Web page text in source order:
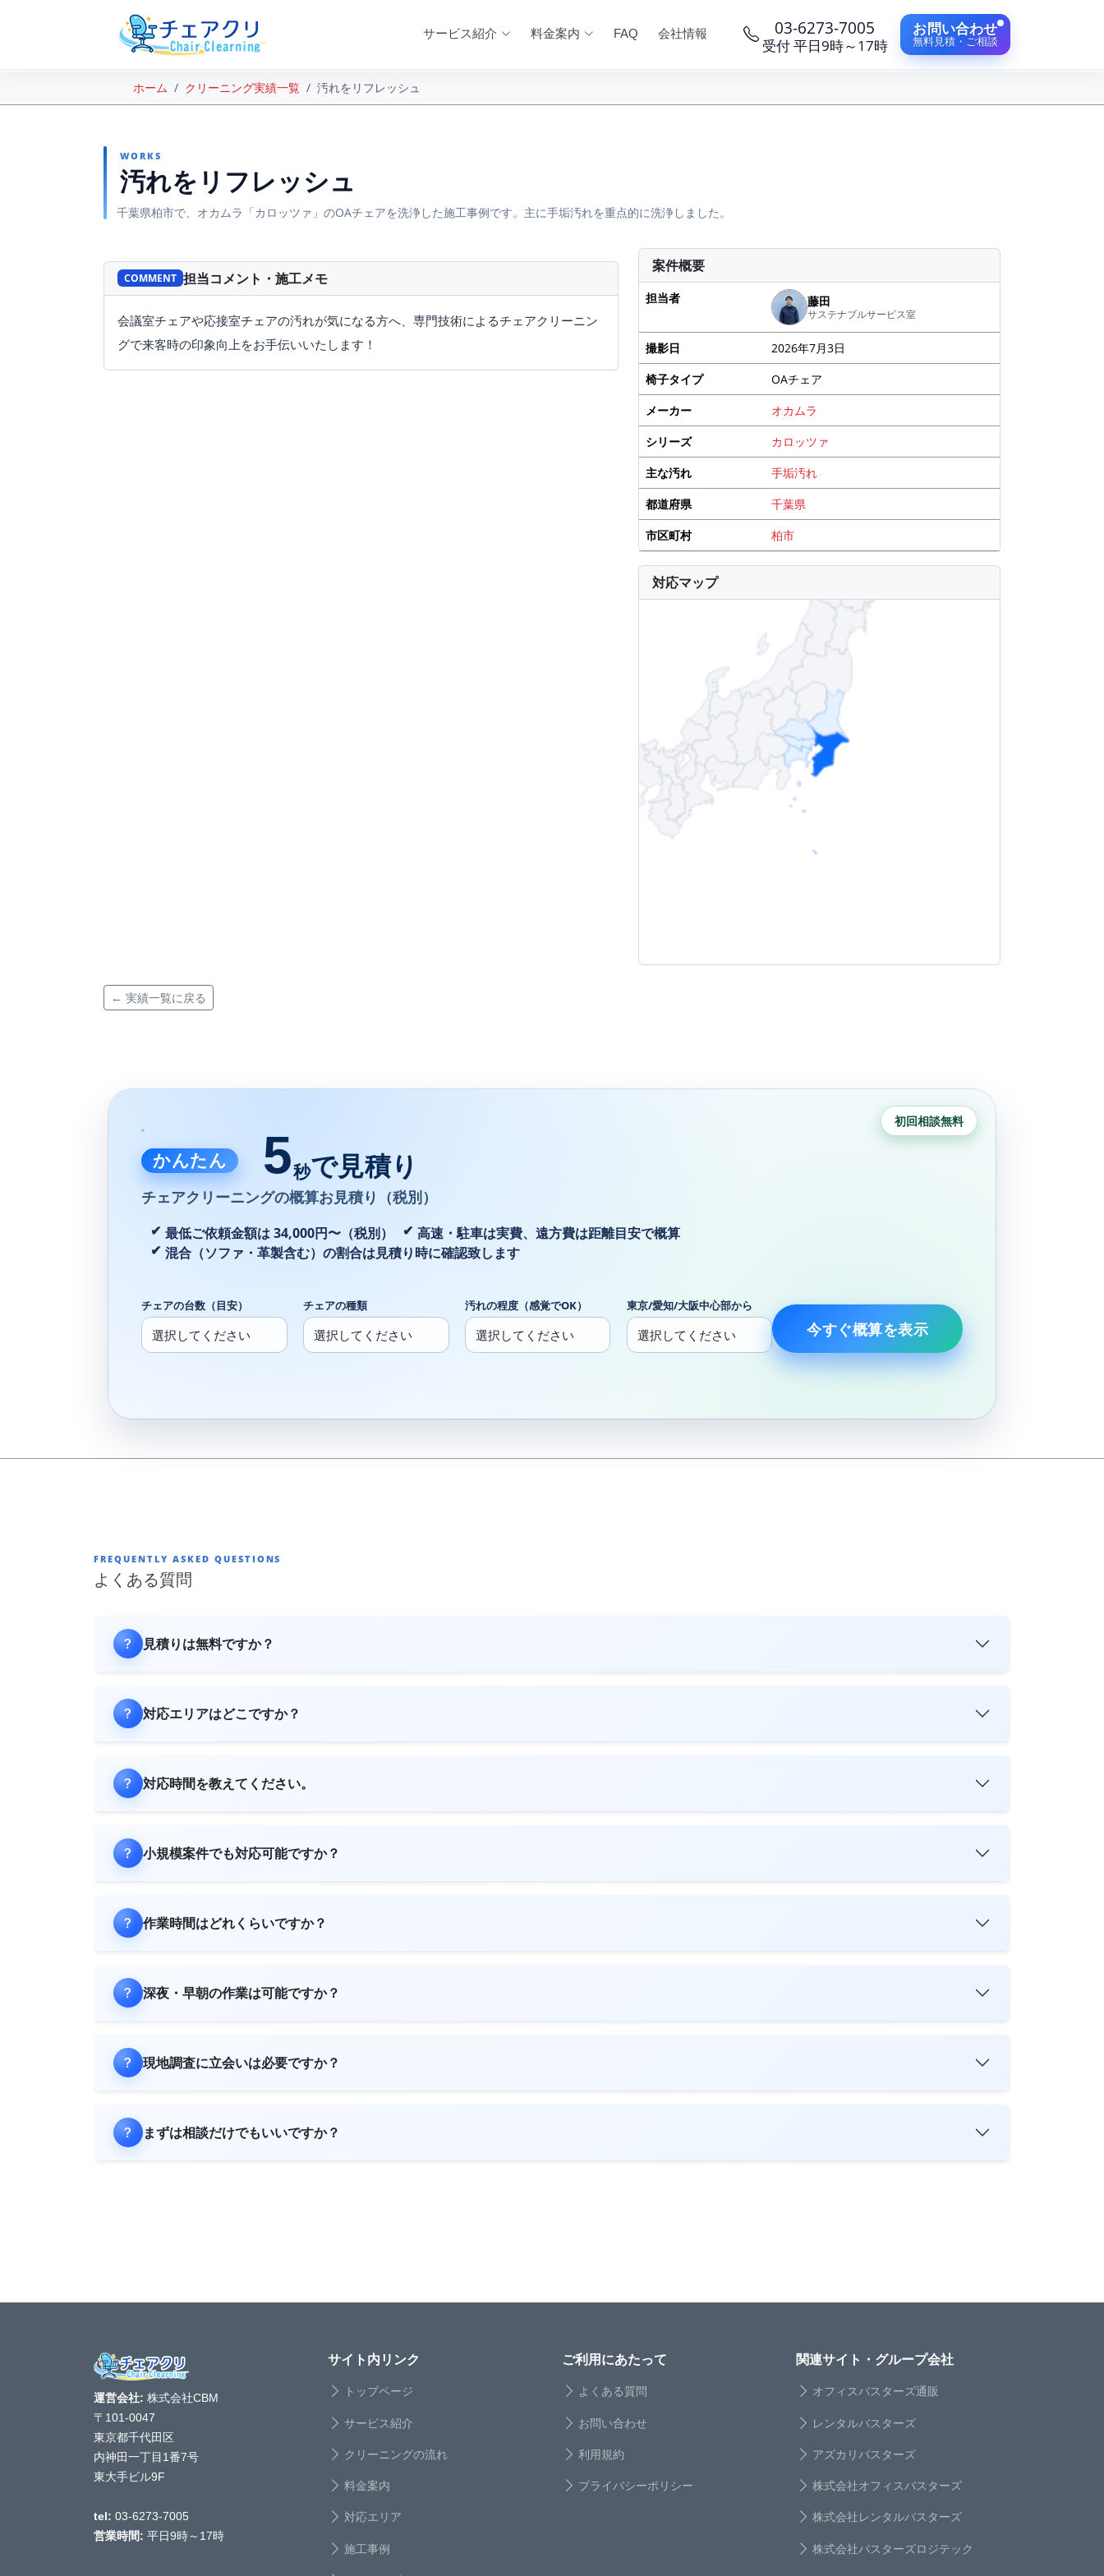
サービス紹介 料金案内 FAQ 会社情報 03-6273-7005
受付 平日9時～17時
お問い合わせ
無料見積・ご相談
ホーム クリーニング実績一覧 汚れをリフレッシュ
WORKS
汚れをリフレッシュ
千葉県柏市で、オカムラ「カロッツァ」のOAチェアを洗浄した施工事例です。主に手垢汚れを重点的に洗浄しました。
BEFORE
COMMENT 担当コメント・施工メモ
会議室チェアや応接室チェアの汚れが気になる方へ、専門技術によるチェアクリーニン
グで来客時の印象向上をお手伝いいたします！
案件概要
担当者 藤田
サステナブルサービス室
撮影日
2026年7月3日
椅子タイプ
OAチェア
メーカー
オカムラ
シリーズ
カロッツァ
主な汚れ
手垢汚れ
都道府県
千葉県
市区町村
柏市
対応マップ
← 実績一覧に戻る
初回相談無料
かんたん 5秒で見積り
チェアクリーニングの概算お見積り（税別）
最低ご依頼金額は 34,000円〜（税別）
高速・駐車は実費、遠方費は距離目安で概算
混合（ソファ・革製含む）の割合は見積り時に確認致します
チェアの台数（目安） チェアの種類 汚れの程度（感覚でOK） 東京/愛知/大阪中心部から
今すぐ概算を表示
FREQUENTLY ASKED QUESTIONS
よくある質問
見積りは無料ですか？
対応エリアはどこですか？
対応時間を教えてください。
小規模案件でも対応可能ですか？
作業時間はどれくらいですか？
深夜・早朝の作業は可能ですか？
現地調査に立会いは必要ですか？
まずは相談だけでもいいですか？
運営会社: 株式会社CBM
〒101-0047
東京都千代田区
内神田一丁目1番7号
東大手ビル9F
tel: 03-6273-7005
営業時間: 平日9時～17時
サイト内リンク
トップページ
サービス紹介
クリーニングの流れ
料金案内
対応エリア
施工事例
ご利用にあたって
よくある質問
お問い合わせ
利用規約
プライバシーポリシー
関連サイト・グループ会社
オフィスバスターズ通販
レンタルバスターズ
アズカリバスターズ
株式会社オフィスバスターズ
株式会社レンタルバスターズ
株式会社バスターズロジテック